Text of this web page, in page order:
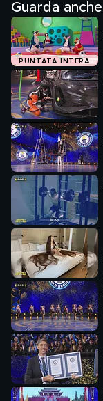
Guarda anche
PUNTATA INTERA